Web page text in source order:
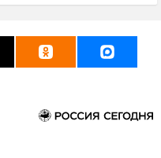
МВД РФ (Министерство внутренних дел Российской Федерации)
Зима